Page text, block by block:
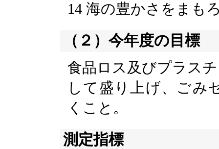
14 海の豊かさをまも
（２）今年度の目標
食品ロス及びプラス
して盛り上げ、ごみ
くこと。
測定指標